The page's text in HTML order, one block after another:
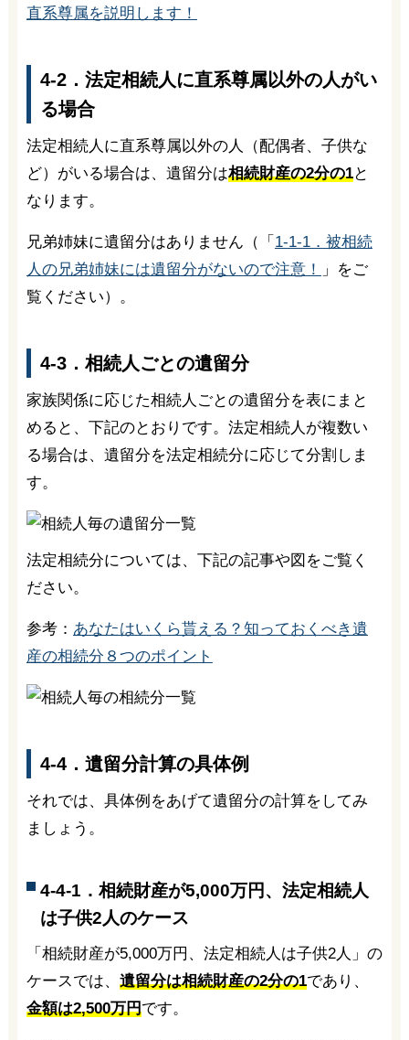
直系尊属を説明します！
4-2．法定相続人に直系尊属以外の人がい
る場合
法定相続人に直系尊属以外の人（配偶者、子供な
ど）がいる場合は、遺留分は相続財産の2分の1と
なります。
兄弟姉妹に遺留分はありません（「 1-1-1．被相続
人の兄弟姉妹には遺留分がないので注意！
」をご
覧ください）。
4-3．相続人ごとの遺留分
家族関係に応じた相続人ごとの遺留分を表にまと
めると、下記のとおりです。法定相続人が複数い
る場合は、遺留分を法定相続分に応じて分割しま
す。
法定相続分については、下記の記事や図をご覧く
ださい。
参考： あなたはいくら貰える？知っておくべき遺
産の相続分８つのポイント
4-4．遺留分計算の具体例
それでは、具体例をあげて遺留分の計算をしてみ
ましょう。
4-4-1．相続財産が5,000万円、法定相続人
は子供2人のケース
「相続財産が5,000万円、法定相続人は子供2人」の
ケースでは、 遺留分は相続財産の2分の1であり、
金額は2,500万円です。